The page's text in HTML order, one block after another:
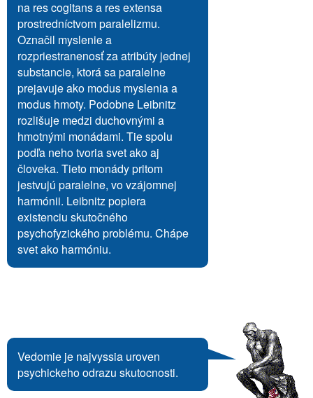
na res cogitans a res extensa
prostredníctvom paralelizmu.
Označil myslenie a
rozpriestranenosť za atribúty jednej
substancie, ktorá sa paralelne
prejavuje ako modus myslenia a
modus hmoty. Podobne Leibnitz
rozlišuje medzi duchovnými a
hmotnými monádami. Tie spolu
podľa neho tvoria svet ako aj
človeka. Tieto monády pritom
jestvujú paralelne, vo vzájomnej
harmónii. Leibnitz popiera
existenciu skutočného
psychofyzického problému. Chápe
svet ako harmóniu.
Vedomie je najvyssia uroven
psychickeho odrazu skutocnosti.